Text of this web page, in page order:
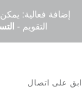
التقويم -
ابق على اتصال